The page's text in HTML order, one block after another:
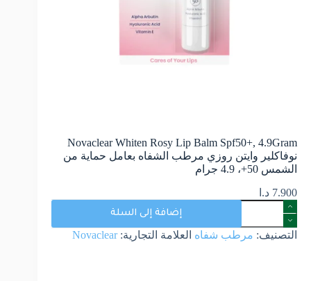
Novaclear Whiten Rosy Lip Balm Spf50+, 4.9Gram
نوفاكلير وايتن روزي مرطب الشفاه بعامل حماية من
الشمس 50+، 4.9 جرام
7.900 د.ا
إضافة إلى السلة
التصنيف: مرطب شفاه العلامة التجارية:Novaclear